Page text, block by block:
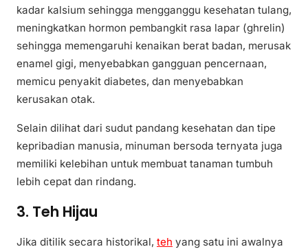
kadar kalsium sehingga mengganggu kesehatan tulang,
meningkatkan hormon pembangkit rasa lapar (ghrelin)
sehingga memengaruhi kenaikan berat badan, merusak
enamel gigi, menyebabkan gangguan pencernaan,
memicu penyakit diabetes, dan menyebabkan
kerusakan otak.
Selain dilihat dari sudut pandang kesehatan dan tipe
kepribadian manusia, minuman bersoda ternyata juga
memiliki kelebihan untuk membuat tanaman tumbuh
lebih cepat dan rindang.
3. Teh Hijau
Jika ditilik secara historikal, teh yang satu ini awalnya